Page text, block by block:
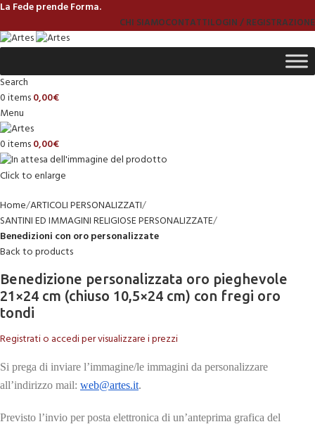
La Fede prende Forma.
CHI SIAMOCONTATTILOGIN / REGISTRAZIONE
Search
0items0,00€
Menu
0items0,00€
Click to enlarge
Home ARTICOLI PERSONALIZZATI
SANTINI ED IMMAGINI RELIGIOSE PERSONALIZZATE
Benedizioni con oro personalizzate
Back to products
Benedizione personalizzata oro pieghevole
21×24 cm (chiuso 10,5×24 cm) con fregi oro
tondi
Registrati o accedi per visualizzare i prezzi
Si prega di inviare l’immagine/le immagini da personalizzare
all’indirizzo mail: web@artes.it.
Previsto l’invio per posta elettronica di un’anteprima grafica del